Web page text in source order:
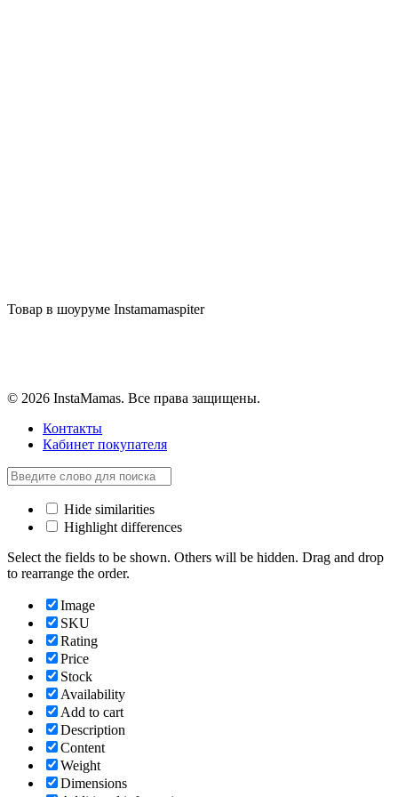
Товар в шоуруме Instamamaspiter
© 2026 InstaMamas. Все права защищены.
Контакты
Кабинет покупателя
Hide similarities
Highlight differences
Select the fields to be shown. Others will be hidden. Drag and drop
to rearrange the order.
Image
SKU
Rating
Price
Stock
Availability
Add to cart
Description
Content
Weight
Dimensions